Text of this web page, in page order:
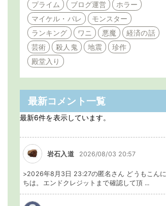
プライム
ブログ運営
ホラー
マイケル・パレ
モンスター
ランキング
ワニ 悪魔
経済の話
芸術
殺人鬼 地震
珍作
殿堂入り
最新コメント一覧
最新6件を表示しています。
岩石入道 2026/08/03 20:57
>2026年8月3日 23:27の匿名さん どうもこんに
ちは。エンドクレジットまで確認して頂 ...